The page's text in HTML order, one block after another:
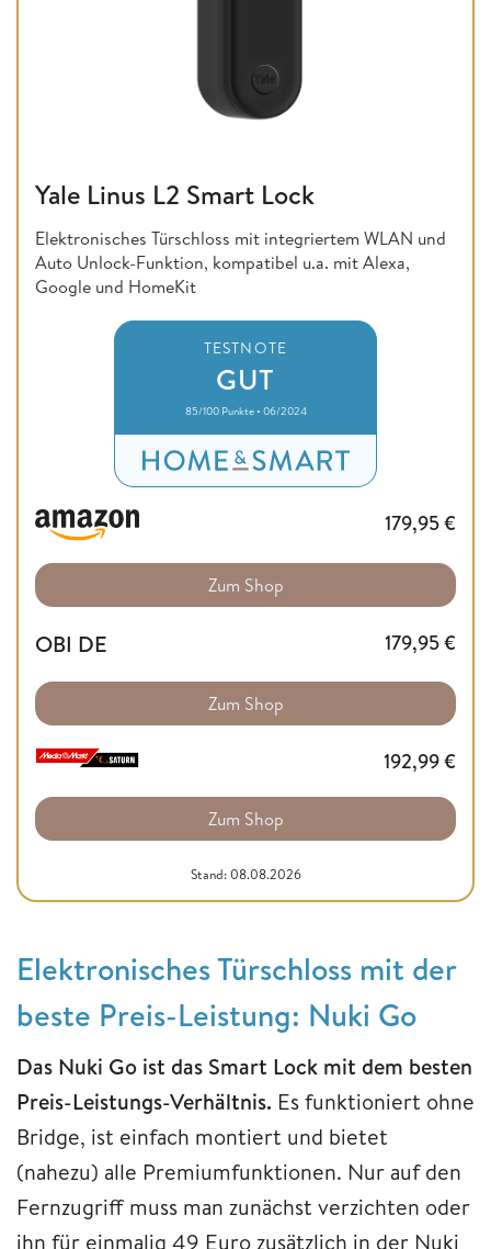
Yale Linus L2 Smart Lock
Elektronisches Türschloss mit integriertem WLAN und
Auto Unlock-Funktion, kompatibel u.a. mit Alexa,
Google und HomeKit
TESTNOTE
GUT
85/100 Punkte • 06/2024
179,95€
Zum Shop
OBI DE 179,95€
Zum Shop
192,99€
Zum Shop
Stand: 08.08.2026
Elektronisches Türschloss mit der
beste Preis-Leistung: Nuki Go
Das Nuki Go ist das Smart Lock mit dem besten
Preis-Leistungs-Verhältnis. Es funktioniert ohne
Bridge, ist einfach montiert und bietet
(nahezu) alle Premiumfunktionen. Nur auf den
Fernzugriff muss man zunächst verzichten oder
ihn für einmalig 49 Euro zusätzlich in der Nuki